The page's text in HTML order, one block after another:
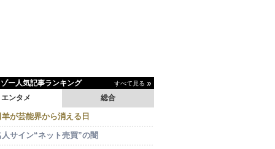
ー人気記事ランキング すべて見る
エンタメ 総合
が芸能界から消える日
人サイン“ネット売買”の闇